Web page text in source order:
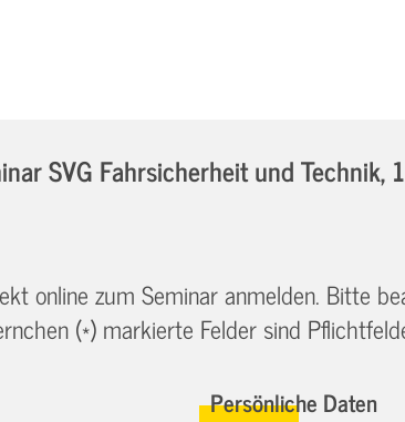
SVG Fahrsicherheit und Technik,
online zum Seminar anmelden. Bitte
(*) markierte Felder sind
Persönliche Daten